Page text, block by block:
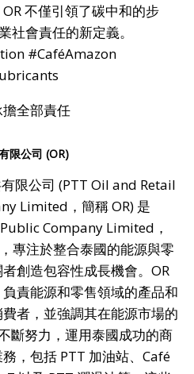
不僅引領了碳中和的步
社會責任的新定義。
#CaféAmazon
全部責任
限公司 (OR)
限公司 (PTT Oil and Retail
Limited，簡稱 OR) 是
Company Limited，
專注於整合泰國的能源與零
創造包容性成長機會。OR
責能源和零售領域的產品和
者，並強調其在能源市場的
斷努力，運用泰國成功的商
，包括 PTT 加油站、Café